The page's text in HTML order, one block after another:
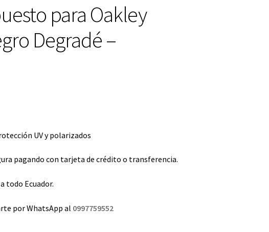
para Oakley
Degradé –
UV y polarizados
pagando con tarjeta de crédito o transferencia.
todo Ecuador.
por WhatsApp al 0997759552